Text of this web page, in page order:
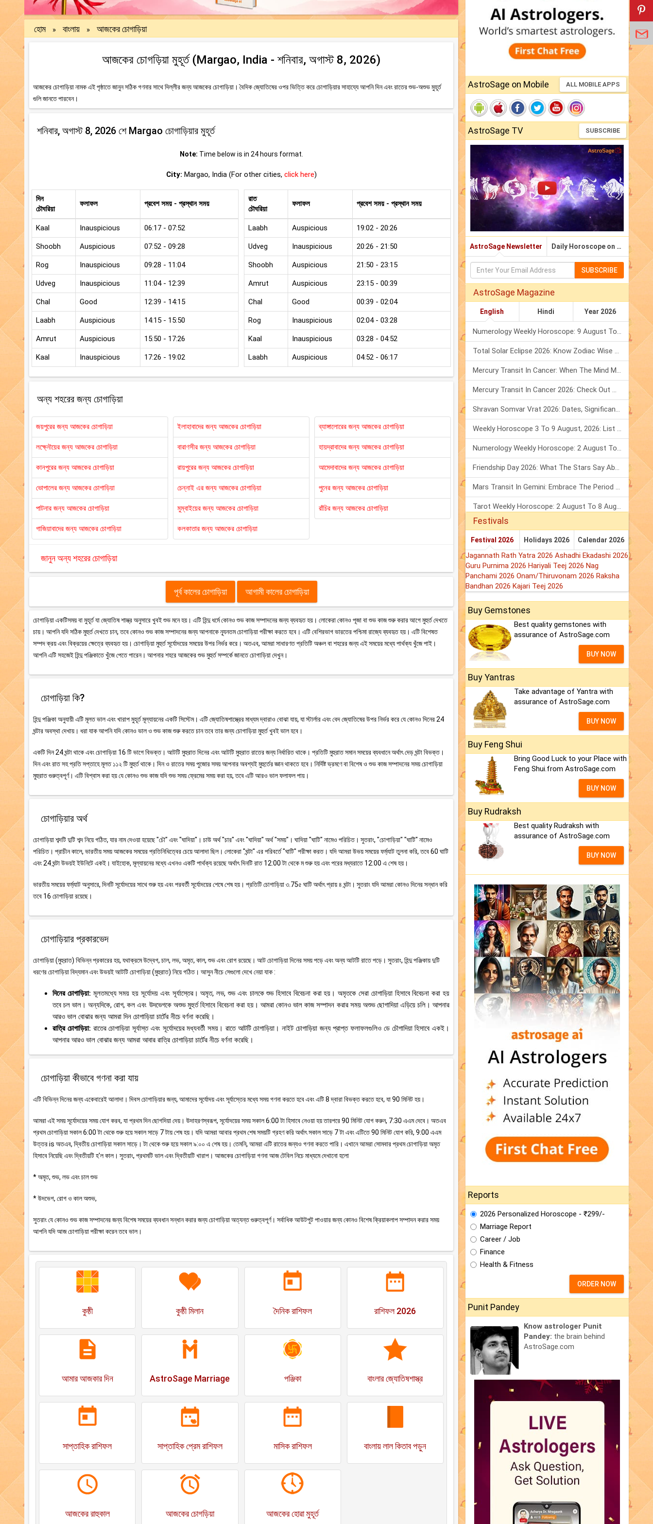
হোম » বাংলায় » আজকের চোগাড়িয়া
আজকের চোগড়িয়া মুহূর্ত (Margao, India - শনিবার, অগাস্ট 8, 2026)
আজকের চোগাড়িয়া নামক এই পৃষ্ঠাতে জানুন সঠিক গণনার সাথে দিল্লীর জন্য আজকের চোগাড়িয়া। বৈদিক জ্যোতিষের ওপর ভিত্তি করে চোগাড়িয়ার সাহায্যে আপনি দিন এবং রাতের শুভ-অশুভ মুহূর্ত
গুলি জানতে পারবেন।
শনিবার, অগাস্ট 8, 2026 শে Margao চোগাড়িয়ার মুহূর্ত
Note: Time below is in 24 hours format.
City: Margao, India (For other cities, click here)
দিন
চৌঘরিয়া
ফলাফল প্রবেশ সময় - প্রস্থান সময়
Kaal Inauspicious 06:17 - 07:52
Shoobh Auspicious 07:52 - 09:28
Rog Inauspicious 09:28 - 11:04
Udveg Inauspicious 11:04 - 12:39
Chal Good 12:39 - 14:15
Laabh Auspicious 14:15 - 15:50
Amrut Auspicious 15:50 - 17:26
Kaal Inauspicious 17:26 - 19:02
রাত
চৌঘরিয়া
ফলাফল প্রবেশ সময় - প্রস্থান সময়
Laabh Auspicious 19:02 - 20:26
Udveg Inauspicious 20:26 - 21:50
Shoobh Auspicious 21:50 - 23:15
Amrut Auspicious 23:15 - 00:39
Chal Good 00:39 - 02:04
Rog Inauspicious 02:04 - 03:28
Kaal Inauspicious 03:28 - 04:52
Laabh Auspicious 04:52 - 06:17
অন্য শহরের জন্য চোগাড়িয়া
জয়পুরের জন্য আজকের চোগাড়িয়া
লক্ষ্নৌয়ের জন্য আজকের চোগাড়িয়া
কানপুরের জন্য আজকের চোগাড়িয়া
ভোপালের জন্য আজকের চোগাড়িয়া
পাটনার জন্য আজকের চোগাড়িয়া
গাজিয়াবাদের জন্য আজকের চোগাড়িয়া
ইলাহাবাদের জন্য আজকের চোগাড়িয়া
বারাণসীর জন্য আজকের চোগাড়িয়া
রায়পুরের জন্য আজকের চোগাড়িয়া
চেন্নাই এর জন্য আজকের চোগাড়িয়া
মুম্বাইয়ের জন্য আজকের চোগাড়িয়া
কলকাতার জন্য আজকের চোগাড়িয়া
ব্যাঙ্গালোরের জন্য আজকের চোগাড়িয়া
হায়দ্রাবাদের জন্য আজকের চোগাড়িয়া
আমেদাবাদের জন্য আজকের চোগাড়িয়া
পুনের জন্য আজকের চোগাড়িয়া
রাঁচির জন্য আজকের চোগাড়িয়া
জানুন অন্য শহরের চোগাড়িয়া
পূর্ব কালের চোগাড়িয়া আগামী কালের চোগাড়িয়া
চোগাড়িয়া একটিসময় বা মুহূর্ত যা জ্যোতিষ শাস্ত্র অনুসারে খুবই শুভ মনে হয়। এটি হিন্দু ধর্মে কোনও শুভ কাজ সম্পাদনের জন্য ব্যবহৃত হয়। লোকেরা কোনও পূজা বা শুভ কাজ শুরু করার আগে মুহুর্ত দেখতে
চায়। আপনি যদি সঠিক মুহুর্ত দেখতে চান, তবে কোনও শুভ কাজ সম্পাদনের জন্য আপনাকে ন্যূনতম চোগাড়িয়া পরীক্ষা করতে হবে। এটি বেশিরভাগ ভারতের পশ্চিমা রাজ্যে ব্যবহৃত হয়। এটি বিশেষত
সম্পদ ক্রয় এবং বিক্রয়ের ক্ষেত্রে ব্যবহৃত হয়। চোগাড়িয়া মুহুর্ত সূর্যোদয়ের সময়ের উপর নির্ভর করে। অতএব, আমরা সাধারণত প্রতিটি অঞ্চল বা শহরের জন্য এই সময়ের মধ্যে পার্থক্য খুঁজে পাই।
আপনি এটি সহজেই হিন্দু পঞ্জিকাতে খুঁজে পেতে পারেন। আপনার শহরে আজকের শুভ মুহুর্ত সম্পর্কে জানতে চোগাড়িয়া দেখুন।
চোগাড়িয়া কি?
হিন্দু পঞ্জিকা অনুযায়ী এটি মূলত ভাল এবং খারাপ মুহূর্ত মূল্যায়নের একটি সিস্টেম। এটি জ্যোতিষশাস্ত্রের মাধ্যম দ্বারাও বোঝা যায়, যা স্টার্লার এবং বেদ জ্যোতিষের উপর নির্ভর করে যে কোনও দিনের 24
ঘন্টার অবস্থা দেখায়। ধরা যাক আপনি যদি কোনও ভাল ও শুভ কাজ শুরু করতে চান তবে তার জন্য চোগাড়িয়া মুহুর্ত খুবই ভাল হবে।
একটি দিন 24 ঘন্টা থাকে এবং চোগাড়িয়া 16 টি ভাগে বিভক্ত। আটটি মুহুরাত দিনের এবং আটটি মুহুরাত রাতের জন্য নির্ধারিত থাকে। প্রতিটি মুহুরাত সমান সময়ের ব্যবধানে অর্থাৎ দেড় ঘন্টা বিভক্ত।
দিন এবং রাত সহ প্রতি সপ্তাহে মূলত ১১২ টি মুহুর্ত থাকে। দিন ও রাতের সময় পুজোর সময় আপনার অবশ্যই মুহুর্তের জ্ঞান থাকতে হবে। নির্দিষ্ট ভ্রমণে বা বিশেষ ও শুভ কাজ সম্পাদনের সময় চোগাড়িয়া
মুহুরাত গুরুত্বপূর্ণ। এটি বিশ্বাস করা হয় যে কোনও শুভ কাজ যদি শুভ সময় ফ্রেমের সময় করা হয়, তবে এটি আরও ভাল ফলাফল পায়।
চোগাড়িয়ার অর্থ
চোগাড়িয়া শব্দটি দুটি শব্দ নিয়ে গঠিত, যার নাম দেওয়া হয়েছে "চৌ" এবং "ঘাদিয়া"। চাউ অর্থ "চার" এবং "ঘাদিয়া" অর্থ "সময়"। ঘাদিয়া "ঘাটি" নামেও পরিচিত। সুতরাং, "চোগাড়িয়া" "ঘাটি" নামেও
পরিচিত। প্রাচীন কালে, ভারতীয় সময় আজকের সময়ের প্রতিনিধিত্বের চেয়ে আলাদা ছিল। লোকেরা "ঘন্টা" এর পরিবর্তে "ঘাটি" পরীক্ষা করত। যদি আমরা উভয় সময়ের ফর্ম্যাট তুলনা করি, তবে 60 ঘাটি
এবং 24 ঘন্টা উভয়ই ইউনিটে একই। যাইহোক, মূল্যায়নের মধ্যে এখনও একটি পার্থক্য রয়েছে অর্থাৎ দিনটি রাত 12:00 টা থেকে ম শুরু হয় এবং পরের মধ্যরাতে 12:00 এ শেষ হয়।
ভারতীয় সময়ের ফর্ম্যাট অনুসারে, দিনটি সূর্যোদয়ের সাথে শুরু হয় এবং পরবর্তী সূর্যোদয়ের শেষে শেষ হয়। প্রতিটি চোগাড়িয়া ৩.75৫ ঘাটি অর্থাৎ প্রায় ৪ ঘন্টা। সুতরাং যদি আমরা কোনও দিনের সন্ধান করি
তবে 16 চোগাড়িয়া রয়েছে।
চোগাড়িয়ার প্রকারভেদ
চোগাড়িয়া (মুহুরাত) বিভিন্ন প্রকারের হয়, যথাক্রমে উদ্বেগ, চাল, লভ, অমৃত, কাল, শুভ এবং রোগ রয়েছে। আট চোগাড়িয়া দিনের সময় পড়ে এবং অন্য আটটি রাতে পড়ে। সুতরাং, হিন্দু পঞ্জিকায় দুটি
ধরণের চোগাড়িয়া বিদ্যমান এবং উভয়ই আটটি চোগাড়িয়া (মুহুরাত) নিয়ে গঠিত। আসুন নীচে সেগুলো দেখে নেয়া যাক :
দিনের চোগাড়িয়া: মূলতমধ্যে সময় হয় সূর্যোদয় এবং সূর্যাস্তের। অমৃত, লভ, শুভ এবং চালকে শুভ হিসাবে বিবেচনা করা হয়। অমৃতকে সেরা চোগাড়িয়া হিসাবে বিবেচনা করা হয়
তবে চল ভাল। অন্যদিকে, রোগ, কল এবং উদভেগকে অশুভ মুহুর্ত হিসাবে বিবেচনা করা হয়। আমরা কোনও ভাল কাজ সম্পাদন করার সময় অশুভ ছোগাদিয়া এড়িয়ে চলি। আপনার
আরও ভাল বোঝার জন্য আমরা দিন চোগাড়িয়া চার্টের নীচে বর্ণনা করেছি।
রাত্রি চোগাড়িয়া: রাতের চোগাড়িয়া সূর্যাস্ত এবং সূর্যোদয়ের মধ্যবর্তী সময়। রাতে আটটি চোগাড়িয়া। নাইট চোগাড়িয়া জন্য প্রাপ্ত ফলাফলগুলিও ডে চৌগাদিয়া হিসাবে একই।
আপনার আরও ভাল বোঝার জন্য আমরা আবার রাত্রি চোগাড়িয়া চার্টের নীচে বর্ণনা করেছি।
চোগাড়িয়া কীভাবে গণনা করা যায়
এটি বিভিন্ন দিনের জন্য একেবারেই আলাদা। দিবস চোগাড়িয়ার জন্য, আমাদের সূর্যোদয় এবং সূর্যাস্তের মধ্যে সময় গণনা করতে হবে এবং এটি 8 দ্বারা বিভক্ত করতে হবে, যা 90 মিনিট হয়।
আমরা এই সময় সূর্যোদয়ের সময় যোগ করব, যা প্রথম দিন ছোগদিয়া দেয়। উদাহরণস্বরূপ, সূর্যোদয়ের সময় সকাল 6:00 টা হিসাবে নেওয়া হয় তারপরে 90 মিনিট যোগ করুন, 7:30 এএম দেবে। অতএব
প্রথম চোগাড়িয়া সকাল 6:00 টা থেকে শুরু হয়ে সকাল সাড়ে 7 টায় শেষ হয়। যদি আমরা আবার প্রথম শেষ সময়টি গ্রহণ করি অর্থাৎ সকাল সাড়ে 7 টা এবং এটিতে 90 মিনিট যোগ করি, 9:00 এএম
উত্তর is অতএব, দ্বিতীয় চোগাড়িয়া সকাল সাড়ে। টা থেকে শুরু হয়ে সকাল ৯:০০ এ শেষ হয়। তেমনি, আমরা এটি রাতের জন্যও গণনা করতে পারি। এখানে আমরা সোমবার প্রথম চোগাড়িয়া অমৃত
হিসাবে নিয়েছি এবং দ্বিতীয়টি হ'ল কাল। সুতরাং, প্রথমটি ভাল এবং দ্বিতীয়টি খারাপ। আজকের চোগাড়িয়া গণনা আজ টেবিল নিচে মাধ্যমে দেখানো হলো
* অমৃত, শুভ, লভ এবং চাল শুভ
* উদভেগ, রোগ ও কাল অশুভ,
সুতরাং যে কোনও শুভ কাজ সম্পাদনের জন্য বিশেষ সময়ের ব্যবধান সন্ধান করার জন্য চোগাড়িয়া অত্যন্ত গুরুত্বপূর্ণ। সর্বাধিক আউটপুট পাওয়ার জন্য কোনও বিশেষ ক্রিয়াকলাপ সম্পাদন করার সময়
আপনি যদি আজ চোগাড়িয়া পরীক্ষা করেন তবে ভাল।
কুষ্ঠী কুষ্ঠী মিলান দৈনিক রাশিফল রাশিফল 2026
আমার আজকার দিন AstroSage Marriage পঞ্জিকা বাংলার জ্যোতিষশাস্ত্র
সাপ্তাহিক রাশিফল সাপ্তাহিক প্রেম রাশিফল মাসিক রাশিফল বাংলায় লাল কিতাব পড়ুন
আজকের রাহুকাল আজকের চোগড়িয়া আজকের হোৱা মুহূর্ত
AstroSage on Mobile ALL MOBILE APPS
AstroSage TV SUBSCRIBE
AstroSage Newsletter Daily Horoscope on Email
SUBSCRIBE
AstroSage Magazine
English Hindi Year 2026
Numerology Weekly Horoscope: 9 August To 15 August, 2026
Total Solar Eclipse 2026: Know Zodiac Wise Prediction
Mercury Transit In Cancer: When The Mind Meets The Heart!
Mercury Transit In Cancer 2026: Check Out What It Brings For You
Shravan Somvar Vrat 2026: Dates, Significance & Rituals In August
Weekly Horoscope 3 To 9 August, 2026: List Of Fasts & Festivals
Numerology Weekly Horoscope: 2 August To 8 August, 2026
Friendship Day 2026: What The Stars Say About Your Best Friend!
Mars Transit In Gemini: Embrace The Period Full Of Energy & Intelligence
Tarot Weekly Horoscope: 2 August To 8 August, 2026
Festivals
Festival 2026 Holidays 2026 Calendar 2026
Jagannath Rath Yatra 2026 Ashadhi Ekadashi 2026
Guru Purnima 2026 Hariyali Teej 2026 Nag
Panchami 2026 Onam/Thiruvonam 2026 Raksha
Bandhan 2026 Kajari Teej 2026
Buy Gemstones
Best quality gemstones with
assurance of AstroSage.com
BUY NOW
Buy Yantras
Take advantage of Yantra with
assurance of AstroSage.com
BUY NOW
Buy Feng Shui
Bring Good Luck to your Place with
Feng Shui.from AstroSage.com
BUY NOW
Buy Rudraksh
Best quality Rudraksh with
assurance of AstroSage.com
BUY NOW
Reports
2026 Personalized Horoscope - ₹299/-
Marriage Report
Career / Job
Finance
Health & Fitness
ORDER NOW
Punit Pandey
Know astrologer Punit
Pandey: the brain behind
AstroSage.com